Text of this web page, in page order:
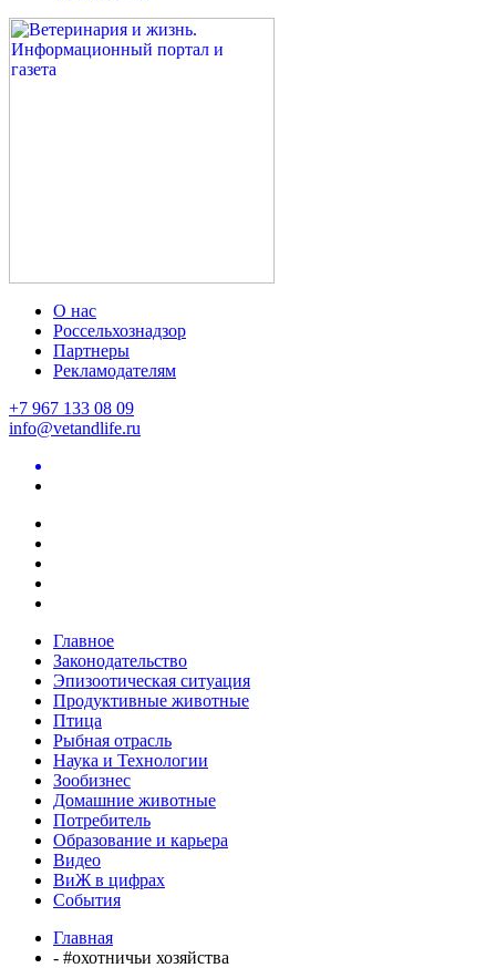
О нас
Россельхознадзор
Партнеры
Рекламодателям
+7 967 133 08 09
info@vetandlife.ru
Главное
Законодательство
Эпизоотическая ситуация
Продуктивные животные
Птица
Рыбная отрасль
Наука и Технологии
Зообизнес
Домашние животные
Потребитель
Образование и карьера
Видео
ВиЖ в цифрах
События
Главная
- #охотничьи хозяйства